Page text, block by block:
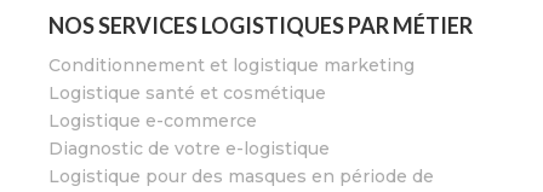
NOS SERVICES LOGISTIQUES PAR MÉTIER
Conditionnement et logistique marketing
Logistique santé et cosmétique
Logistique e-commerce
Diagnostic de votre e-logistique
Logistique pour des masques en période de